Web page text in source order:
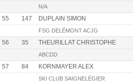
N/A
55 147 DUPLAIN SIMON
FSG DELÉMONT ACJG
56 35 THEURILLAT CHRISTOPHE
ABCDD
57 84 KORNMAYER ALEX
SKI CLUB SAIGNELÉGIER